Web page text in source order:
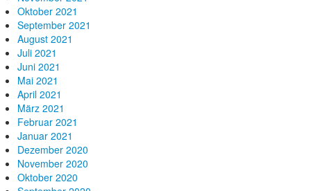
Oktober 2021
September 2021
August 2021
Juli 2021
Juni 2021
Mai 2021
April 2021
März 2021
Februar 2021
Januar 2021
Dezember 2020
November 2020
Oktober 2020